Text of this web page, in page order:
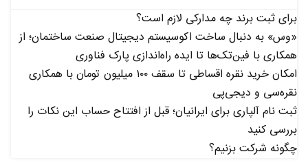
برای ثبت برند چه مدارکی لازم است؟
«وس» به دنبال ساخت اکوسیستم دیجیتال صنعت ساختمان؛ از
همکاری با فین‌تک‌ها تا ایده راه‌اندازی پارک فناوری
امکان خرید نقره اقساطی تا سقف ۱۰۰ میلیون تومان با همکاری
نقره‌سی و دیجی‌پی
ثبت نام آلپاری برای ایرانیان؛ قبل از افتتاح حساب این نکات را
بررسی کنید
چگونه شرکت بزنیم؟